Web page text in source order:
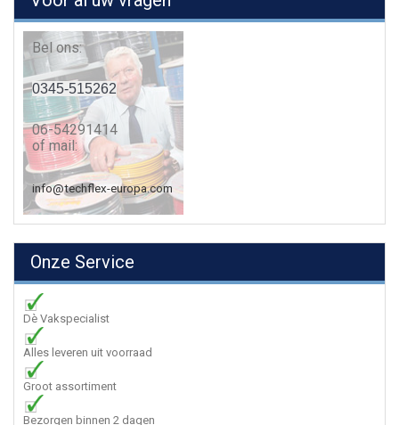
Bel ons:
0345-515262
06-54291414
of mail:
info@techflex-europa.com
Onze Service
Dè Vakspecialist
Alles leveren uit voorraad
Groot assortiment
Bezorgen binnen 2 dagen